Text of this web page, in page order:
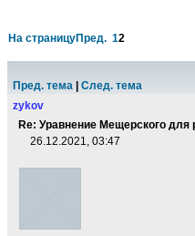
На страницуПред. 12
Пред. тема
След. тема
zykov
Re: Уравнение Мещерского
26.12.2021, 03:47